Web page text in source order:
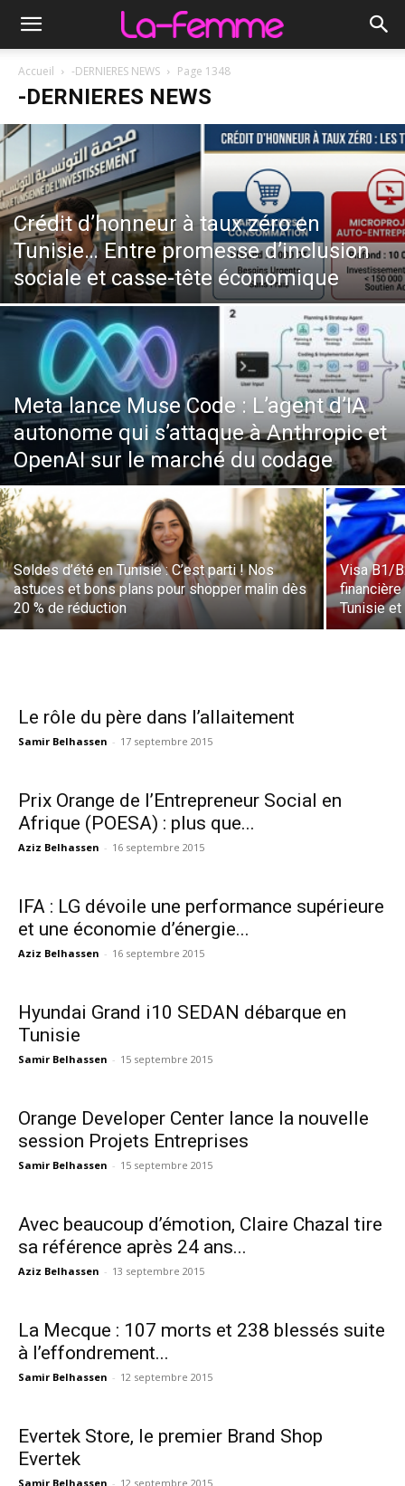
Accueil -DERNIERES NEWS Page 1348
-DERNIERES NEWS
Crédit d’honneur à taux zéro en
Tunisie… Entre promesse d’inclusion
sociale et casse-tête économique
Meta lance Muse Code : L’agent d’IA
autonome qui s’attaque à Anthropic et
OpenAI sur le marché du codage
Soldes d’été en Tunisie : C’est parti ! Nos
astuces et bons plans pour shopper malin dès
20 % de réduction
Visa B1/
Tunisie
Le rôle du père dans l’allaitement
Samir Belhassen - 17 septembre 2015
Prix Orange de l’Entrepreneur Social en
Afrique (POESA) : plus que...
Aziz Belhassen - 16 septembre 2015
IFA : LG dévoile une performance supérieure
et une économie d’énergie...
Aziz Belhassen - 16 septembre 2015
Hyundai Grand i10 SEDAN débarque en
Tunisie
Samir Belhassen - 15 septembre 2015
Orange Developer Center lance la nouvelle
session Projets Entreprises
Samir Belhassen - 15 septembre 2015
Avec beaucoup d’émotion, Claire Chazal tire
sa référence après 24 ans...
Aziz Belhassen - 13 septembre 2015
La Mecque : 107 morts et 238 blessés suite
à l’effondrement...
Samir Belhassen - 12 septembre 2015
Evertek Store, le premier Brand Shop
Evertek
Samir Belhassen - 12 septembre 2015